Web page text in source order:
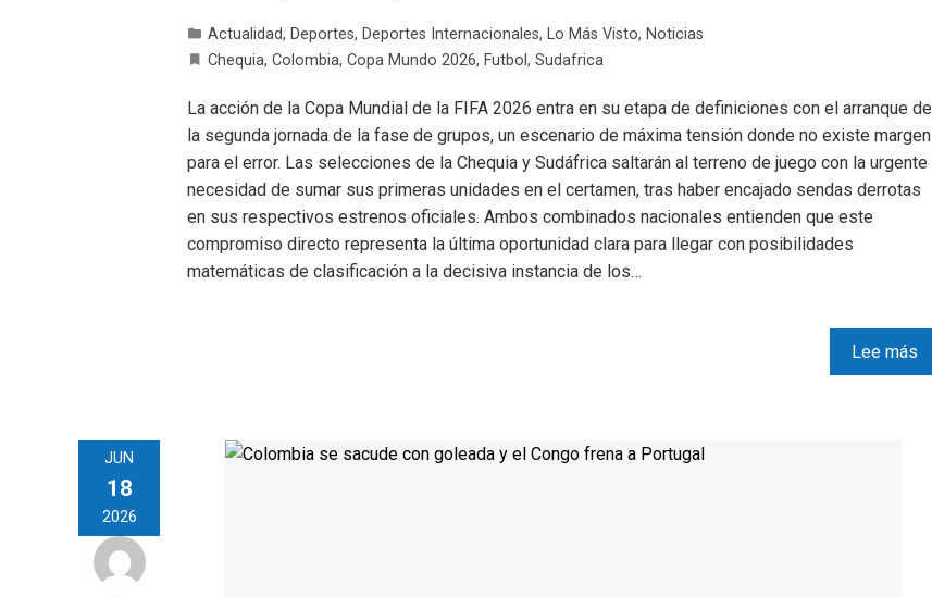
Actualidad, Deportes, Deportes Internacionales, Lo Más Visto, Noticias
Chequia, Colombia, Copa Mundo 2026, Futbol , Sudafrica
La acción de la Copa Mundial de la FIFA 2026 entra en su etapa de definiciones con el arranque de
la segunda jornada de la fase de grupos, un escenario de máxima tensión donde no existe margen
para el error. Las selecciones de la Chequia y Sudáfrica saltarán al terreno de juego con la urgente
necesidad de sumar sus primeras unidades en el certamen, tras haber encajado sendas derrotas
en sus respectivos estrenos oficiales. Ambos combinados nacionales entienden que este
compromiso directo representa la última oportunidad clara para llegar con posibilidades
matemáticas de clasificación a la decisiva instancia de los…
Lee más
JUN
18
2026